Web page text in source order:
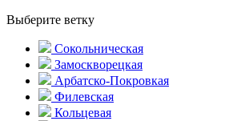
Выберите ветку
Сокольническая
Замоскворецкая
Арбатско-Покровкая
Филевская
Кольцевая